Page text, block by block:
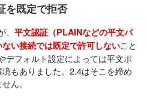
を既定で拒否
、平文認証（PLAINなどの平文パ
い接続では既定で許可しないこと
デフォルト設定によっては平文ポ
もありました。2.4はそこを締め
ん。